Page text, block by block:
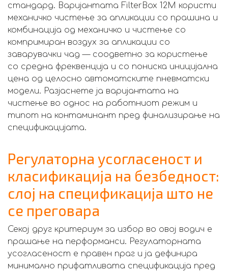
стандард. Варијантата FilterBox 12M користи
механичко чистење за апликации со прашина и
комбинација од механичко и чистење со
компримиран воздух за апликации со
заварувачки чад — соодветно за користење
со средна фреквенција и со пониска иницијална
цена од целосно автоматските пневматски
модели. Разјаснете ја варијантата на
чистење во однос на работниот режим и
типот на контаминант пред финализирање на
спецификацијата.
Регулаторна усогласеност и
класификација на безбедност:
слој на спецификација што не
се преговара
Секој друг критериум за избор во овој водич е
прашање на перформанси. Регулаторната
усогласеност е правен праг и ја дефинира
минимално прифатливата спецификација пред